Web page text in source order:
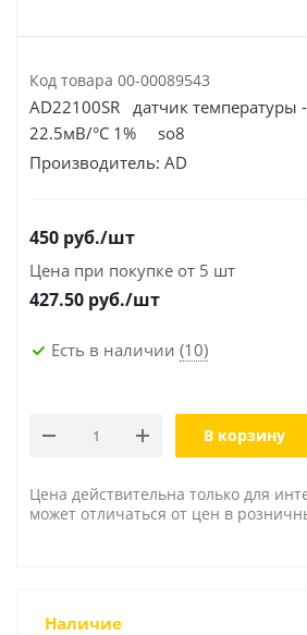
Код товара 00-00089543
AD22100SR датчик температуры
22.5мВ/°С 1% so8
Производитель: AD
450 руб./шт
Цена при покупке от 5 шт
427.50 руб./шт
Есть в наличии (10)
В корзину
Цена действительна только для
может отличаться от цен в
Наличие